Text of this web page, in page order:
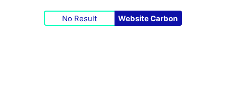
No Result Website Carbon